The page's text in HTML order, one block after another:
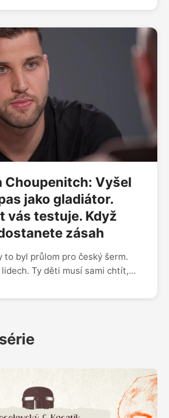
máme pocit, že náš stát snad ani
MacDonagh Pajerová v dalším
připomínajících blížící se 90.
„V jednu chvíli se rozhodl,
a na to se koncentroval. A
1992 jako Občanské hnutí
nám pomohl, odmítl to. Tvrdil
potřebujeme někoho
Choupenitch: Vyšel
jako gladiátor.
vás testuje. Když
zásah
to byl průlom pro český šerm.
Ty děti musí sami chtít,
zóny. Je jim patnáct a mají
mistr světa v šermu
bojí. Musíte mít disciplínu,
půl jsem se koncentroval jenom
tréninku a zapisoval si je. A
přitahovat ty dobré situace.